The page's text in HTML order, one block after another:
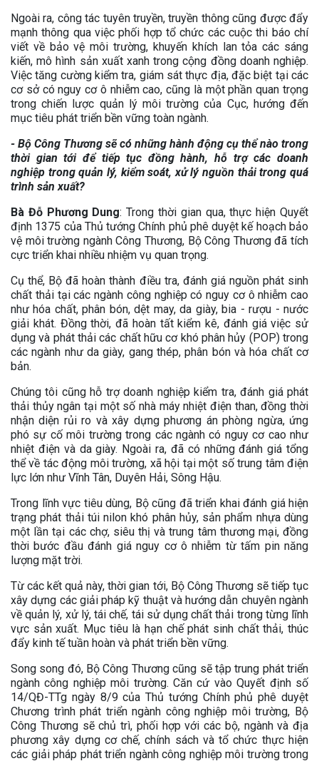
Ngoài ra, công tác tuyên truyền, truyền thông cũng được đẩy
mạnh thông qua việc phối hợp tổ chức các cuộc thi báo chí
viết về bảo vệ môi trường, khuyến khích lan tỏa các sáng
kiến, mô hình sản xuất xanh trong cộng đồng doanh nghiệp.
Việc tăng cường kiểm tra, giám sát thực địa, đặc biệt tại các
cơ sở có nguy cơ ô nhiễm cao, cũng là một phần quan trọng
trong chiến lược quản lý môi trường của Cục, hướng đến
mục tiêu phát triển bền vững toàn ngành.
- Bộ Công Thương sẽ có những hành động cụ thể nào trong
thời gian tới để tiếp tục đồng hành, hỗ trợ các doanh
nghiệp trong quản lý, kiểm soát, xử lý nguồn thải trong quá
trình sản xuất?
Bà Đỗ Phương Dung: Trong thời gian qua, thực hiện Quyết
định 1375 của Thủ tướng Chính phủ phê duyệt kế hoạch bảo
vệ môi trường ngành Công Thương, Bộ Công Thương đã tích
cực triển khai nhiều nhiệm vụ quan trọng.
Cụ thể, Bộ đã hoàn thành điều tra, đánh giá nguồn phát sinh
chất thải tại các ngành công nghiệp có nguy cơ ô nhiễm cao
như hóa chất, phân bón, dệt may, da giày, bia - rượu - nước
giải khát. Đồng thời, đã hoàn tất kiểm kê, đánh giá việc sử
dụng và phát thải các chất hữu cơ khó phân hủy (POP) trong
các ngành như da giày, gang thép, phân bón và hóa chất cơ
bản.
Chúng tôi cũng hỗ trợ doanh nghiệp kiểm tra, đánh giá phát
thải thủy ngân tại một số nhà máy nhiệt điện than, đồng thời
nhận diện rủi ro và xây dựng phương án phòng ngừa, ứng
phó sự cố môi trường trong các ngành có nguy cơ cao như
nhiệt điện và da giày. Ngoài ra, đã có những đánh giá tổng
thể về tác động môi trường, xã hội tại một số trung tâm điện
lực lớn như Vĩnh Tân, Duyên Hải, Sông Hậu.
Trong lĩnh vực tiêu dùng, Bộ cũng đã triển khai đánh giá hiện
trạng phát thải túi nilon khó phân hủy, sản phẩm nhựa dùng
một lần tại các chợ, siêu thị và trung tâm thương mại, đồng
thời bước đầu đánh giá nguy cơ ô nhiễm từ tấm pin năng
lượng mặt trời.
Từ các kết quả này, thời gian tới, Bộ Công Thương sẽ tiếp tục
xây dựng các giải pháp kỹ thuật và hướng dẫn chuyên ngành
về quản lý, xử lý, tái chế, tái sử dụng chất thải trong từng lĩnh
vực sản xuất. Mục tiêu là hạn chế phát sinh chất thải, thúc
đẩy kinh tế tuần hoàn và phát triển bền vững.
Song song đó, Bộ Công Thương cũng sẽ tập trung phát triển
ngành công nghiệp môi trường. Căn cứ vào Quyết định số
14/QĐ-TTg ngày 8/9 của Thủ tướng Chính phủ phê duyệt
Chương trình phát triển ngành công nghiệp môi trường, Bộ
Công Thương sẽ chủ trì, phối hợp với các bộ, ngành và địa
phương xây dựng cơ chế, chính sách và tổ chức thực hiện
các giải pháp phát triển ngành công nghiệp môi trường trong